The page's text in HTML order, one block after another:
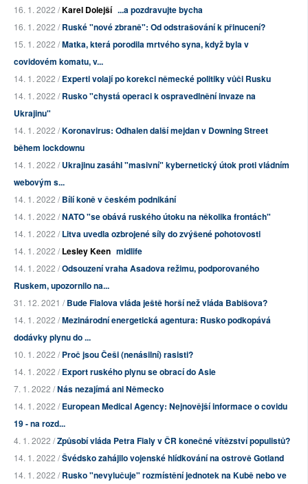
16. 1. 2022 /Karel Dolejší ...a pozdravujte bycha
16. 1. 2022 /Ruské "nové zbraně": Od odstrašování k přinucení?
15. 1. 2022 /Matka, která porodila mrtvého syna, když byla v
covidovém komatu, v...
14. 1. 2022 /Experti volají po korekci německé politiky vůči Rusku
14. 1. 2022 /Rusko "chystá operaci k ospravedlnění invaze na
Ukrajinu"
14. 1. 2022 /Koronavirus: Odhalen další mejdan v Downing Street
během lockdownu
14. 1. 2022 /Ukrajinu zasáhl "masivní" kybernetický útok proti vládním
webovým s...
14. 1. 2022 /Bílí koně v českém podnikání
14. 1. 2022 /NATO "se obává ruského útoku na několika frontách"
14. 1. 2022 /Litva uvedla ozbrojené síly do zvýšené pohotovosti
14. 1. 2022 /Lesley Keen midlife
14. 1. 2022 /Odsouzení vraha Asadova režimu, podporovaného
Ruskem, upozornilo na...
31. 12. 2021 /Bude Fialova vláda ještě horší než vláda Babišova?
14. 1. 2022 /Mezinárodní energetická agentura: Rusko podkopává
dodávky plynu do ...
10. 1. 2022 /Proč jsou Češi (nenásilní) rasisti?
14. 1. 2022 /Export ruského plynu se obrací do Asie
7. 1. 2022 /Nás nezajímá ani Německo
14. 1. 2022 /European Medical Agency: Nejnovější informace o covidu
19 - na rozd...
4. 1. 2022 /Způsobí vláda Petra Fialy v ČR konečné vítězství populistů?
14. 1. 2022 /Švédsko zahájilo vojenské hlídkování na ostrově Gotland
14. 1. 2022 /Rusko "nevylučuje" rozmístění jednotek na Kubě nebo ve